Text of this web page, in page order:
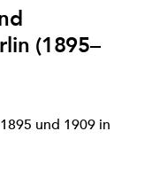
(1895–
und 1909 in